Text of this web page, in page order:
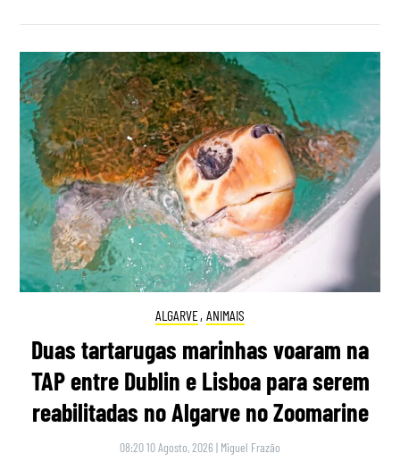
ALGARVE, ANIMAIS
Duas tartarugas marinhas voaram na
TAP entre Dublin e Lisboa para serem
reabilitadas no Algarve no Zoomarine
08:20 10 Agosto, 2026 | Miguel Frazão